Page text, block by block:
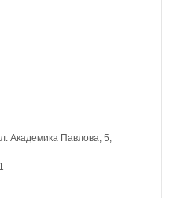
Академика Павлова, 5,